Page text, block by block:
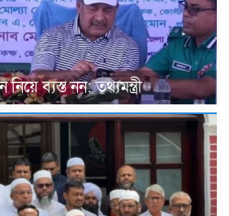
নিয়ে ব্যস্ত নন: তথ্যমন্ত্রী